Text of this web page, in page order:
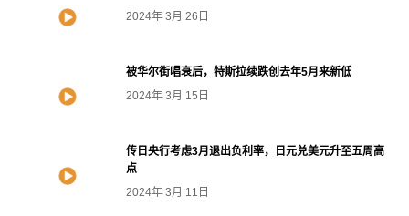
2024年 3月 26日
被华尔街唱衰后，特斯拉续跌创去年5月来新低
2024年 3月 15日
传日央行考虑3月退出负利率，日元兑美元升至五周高
点
2024年 3月 11日